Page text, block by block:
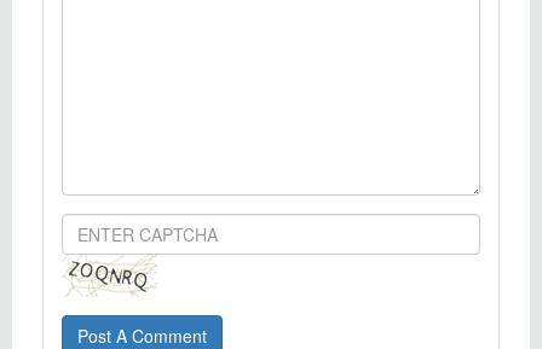
Post A Comment